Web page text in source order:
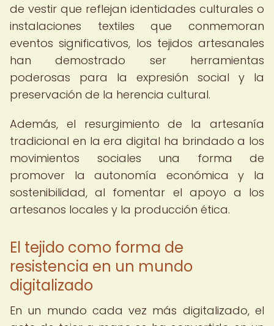
de vestir que reflejan identidades culturales o
instalaciones textiles que conmemoran
eventos significativos, los tejidos artesanales
han demostrado ser herramientas
poderosas para la expresión social y la
preservación de la herencia cultural.
Además, el resurgimiento de la artesanía
tradicional en la era digital ha brindado a los
movimientos sociales una forma de
promover la autonomía económica y la
sostenibilidad, al fomentar el apoyo a los
artesanos locales y la producción ética.
El tejido como forma de
resistencia en un mundo
digitalizado
En un mundo cada vez más digitalizado, el